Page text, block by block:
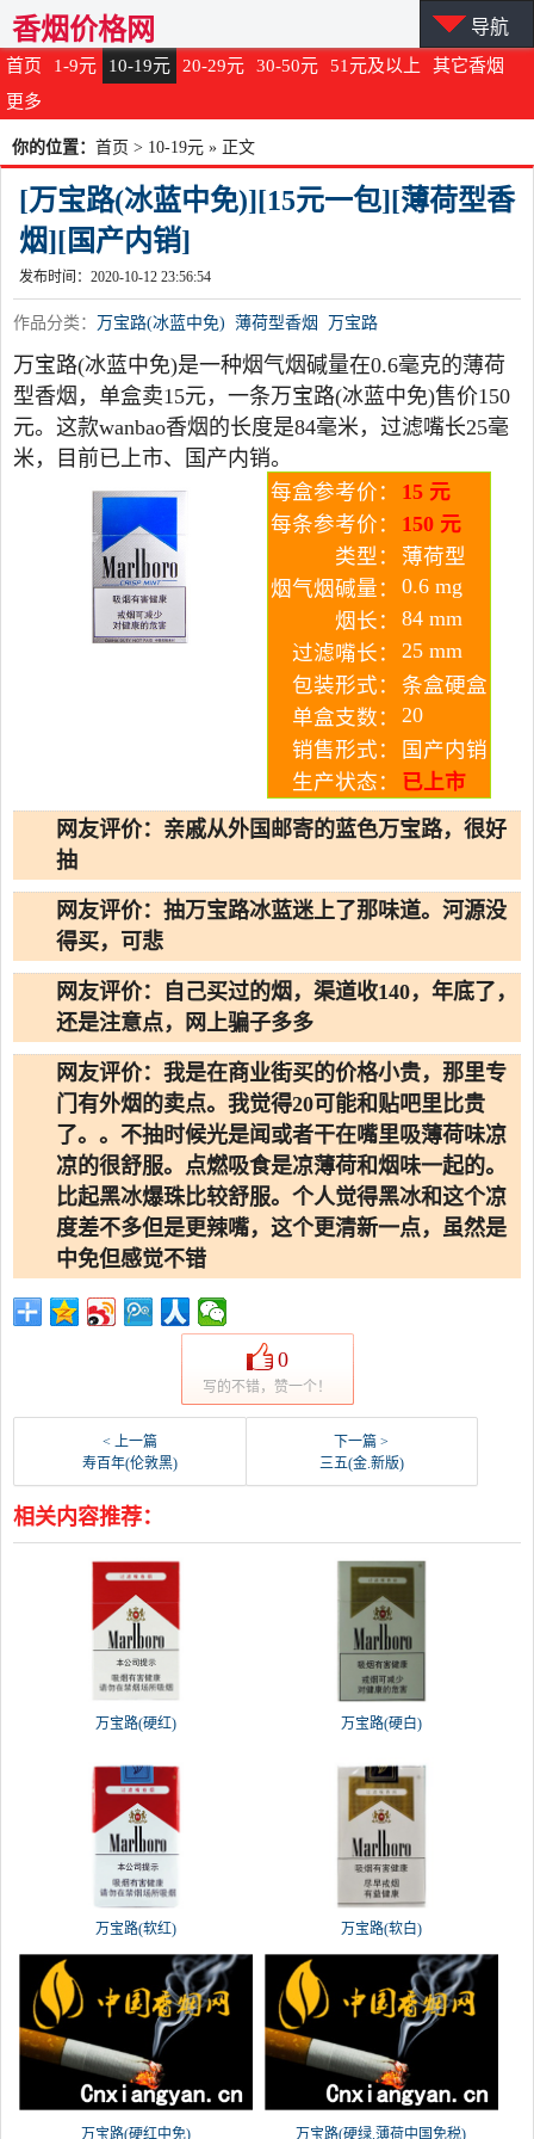
首页 1-9元 10-19元 20-29元 30-50元 51元及以上
其它香烟
更多
香烟价格网 导航
你的位置： 首页 > 10-19元 » 正文
[万宝路(冰蓝中免)][15元一包][薄荷型香
烟][国产内销]
发布时间：2020-10-12 23:56:54
作品分类： 万宝路(冰蓝中免) 薄荷型香烟 万宝路
万宝路(冰蓝中免)是一种烟气烟碱量在0.6毫克的薄荷
型香烟，单盒卖15元，一条万宝路(冰蓝中免)售价150
元。这款wanbao香烟的长度是84毫米，过滤嘴长25毫
米，目前已上市、国产内销。
每盒参考价：
15 元
每条参考价：
150 元
类型：
薄荷型
烟气烟碱量： 0.6 mg
烟长： 84 mm
过滤嘴长： 25 mm
包装形式： 条盒硬盒
单盒支数： 20
销售形式：
国产内销
生产状态：
已上市
网友评价：亲戚从外国邮寄的蓝色万宝路，很好
抽
网友评价：抽万宝路冰蓝迷上了那味道。河源没
得买，可悲
网友评价：自己买过的烟，渠道收140，年底了，
还是注意点，网上骗子多多
网友评价：我是在商业街买的价格小贵，那里专
门有外烟的卖点。我觉得20可能和贴吧里比贵
了。。不抽时候光是闻或者干在嘴里吸薄荷味凉
凉的很舒服。点燃吸食是凉薄荷和烟味一起的。
比起黑冰爆珠比较舒服。个人觉得黑冰和这个凉
度差不多但是更辣嘴，这个更清新一点，虽然是
中免但感觉不错
0
写的不错，赞一个！
< 上一篇
寿百年(伦敦黑)
下一篇 >
三五(金.新版)
相关内容推荐：
万宝路(硬红) 万宝路(硬白)
万宝路(软红) 万宝路(软白)
万宝路(硬红中免) 万宝路(硬绿.薄荷中国免税)